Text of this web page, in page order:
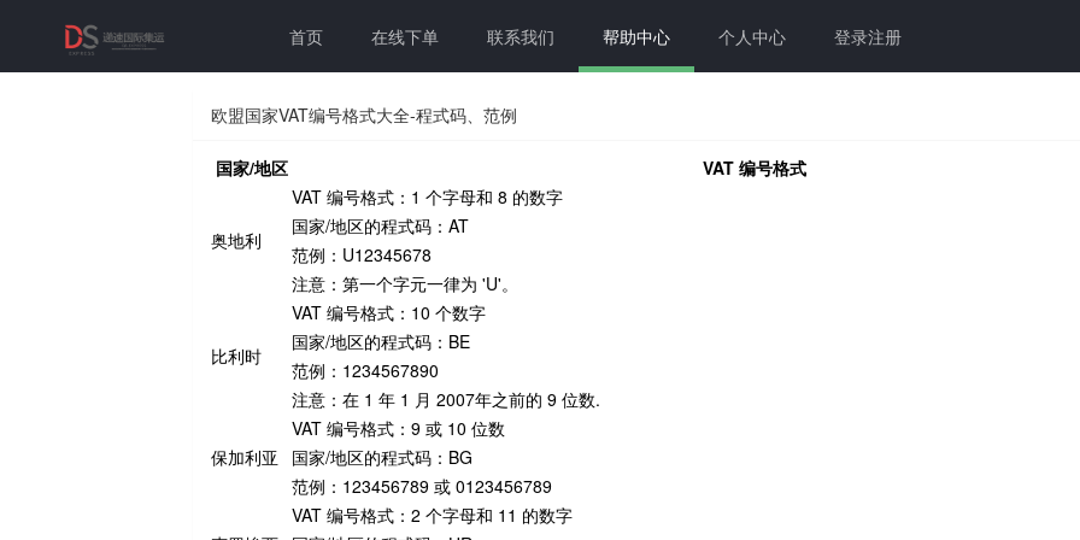
首页 在线下单 联系我们 帮助中心 个人中心 登录注册
欧盟国家VAT编号格式大全-程式码、范例
国家/地区 VAT 编号格式
奥地利
VAT 编号格式：1 个字母和 8 的数字
国家/地区的程式码：AT
范例：U12345678
注意：第一个字元一律为 'U'。
比利时
VAT 编号格式：10 个数字
国家/地区的程式码：BE
范例：1234567890
注意：在 1 年 1 月 2007年之前的 9 位数.
保加利亚
VAT 编号格式：9 或 10 位数
国家/地区的程式码：BG
范例：123456789 或 0123456789
VAT 编号格式：2 个字母和 11 的数字